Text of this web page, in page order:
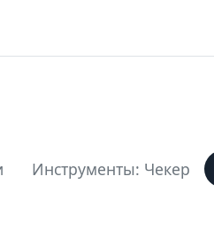
Инструменты: Чекер